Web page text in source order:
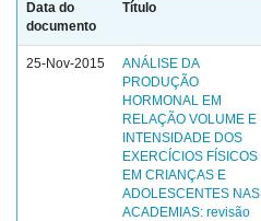
Data do
documento
Título
25-Nov-2015
ANÁLISE DA
PRODUÇÃO
HORMONAL EM
RELAÇÃO VOLUME E
INTENSIDADE DOS
EXERCÍCIOS FÍSICOS
EM CRIANÇAS E
ADOLESCENTES NAS
ACADEMIAS: revisão